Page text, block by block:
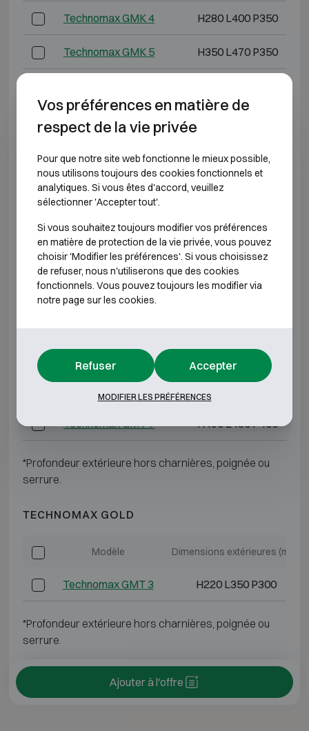
Technomax GMK 4 H280 L400 P350
Technomax GMK 5 H350 L470 P350
Technomax GMK 7
Technomax GMD 3 H220 L350 P300
Technomax GMD 4 H280 L400 P350
Technomax GMD 5 H350 L470 P350
Technomax GMD 6 H430 L490 P350
Technomax GMD 7 H490 L430 P400
Technomax GMT 5 H350 L470 P350
Technomax GMT 7 H490 L430 P400
*Profondeur extérieure hors charnières, poignée ou
serrure.
TECHNOMAX GOLD
Modèle Dimensions extérieures (mm)
Technomax GMT 3 H220 L350 P300
*Profondeur extérieure hors charnières, poignée ou
serrure.
Ajouter à l'offre
Vos préférences en matière de
respect de la vie privée
Pour que notre site web fonctionne le mieux possible,
nous utilisons toujours des cookies fonctionnels et
analytiques. Si vous êtes d'accord, veuillez
sélectionner 'Accepter tout'.
Si vous souhaitez toujours modifier vos préférences
en matière de protection de la vie privée, vous pouvez
choisir 'Modifier les préférences'. Si vous choisissez
de refuser, nous n'utiliserons que des cookies
fonctionnels. Vous pouvez toujours les modifier via
notre page sur les cookies.
Refuser Accepter
MODIFIER LES PRÉFÉRENCES